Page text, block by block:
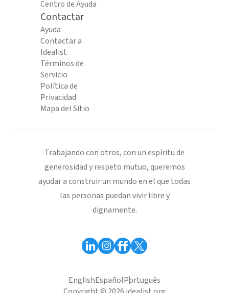
Centro de Ayuda
Contactar
Ayuda
Contactar a
Idealist
Términos de
Servicio
Política de
Privacidad
Mapa del Sitio
Trabajando con otros, con un espíritu de
generosidad y respeto mutuo, queremos
ayudar a construir un mundo en el que todas
las personas puedan vivir libre y
dignamente.
EnglishEspañolPortuguês